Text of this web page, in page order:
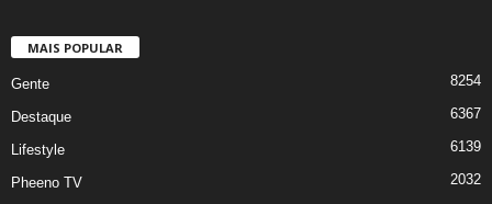
MAIS POPULAR
Gente 8254
Destaque 6367
Lifestyle 6139
Pheeno TV
2032